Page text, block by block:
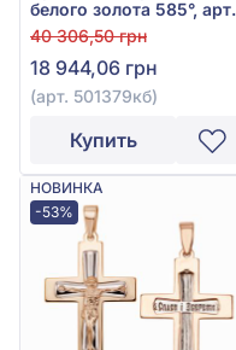
белого золота 585°, арт.
501379кб
40 306,50 грн
18 944,06 грн
(арт. 501379кб)
Купить
НОВИНКА
-53%